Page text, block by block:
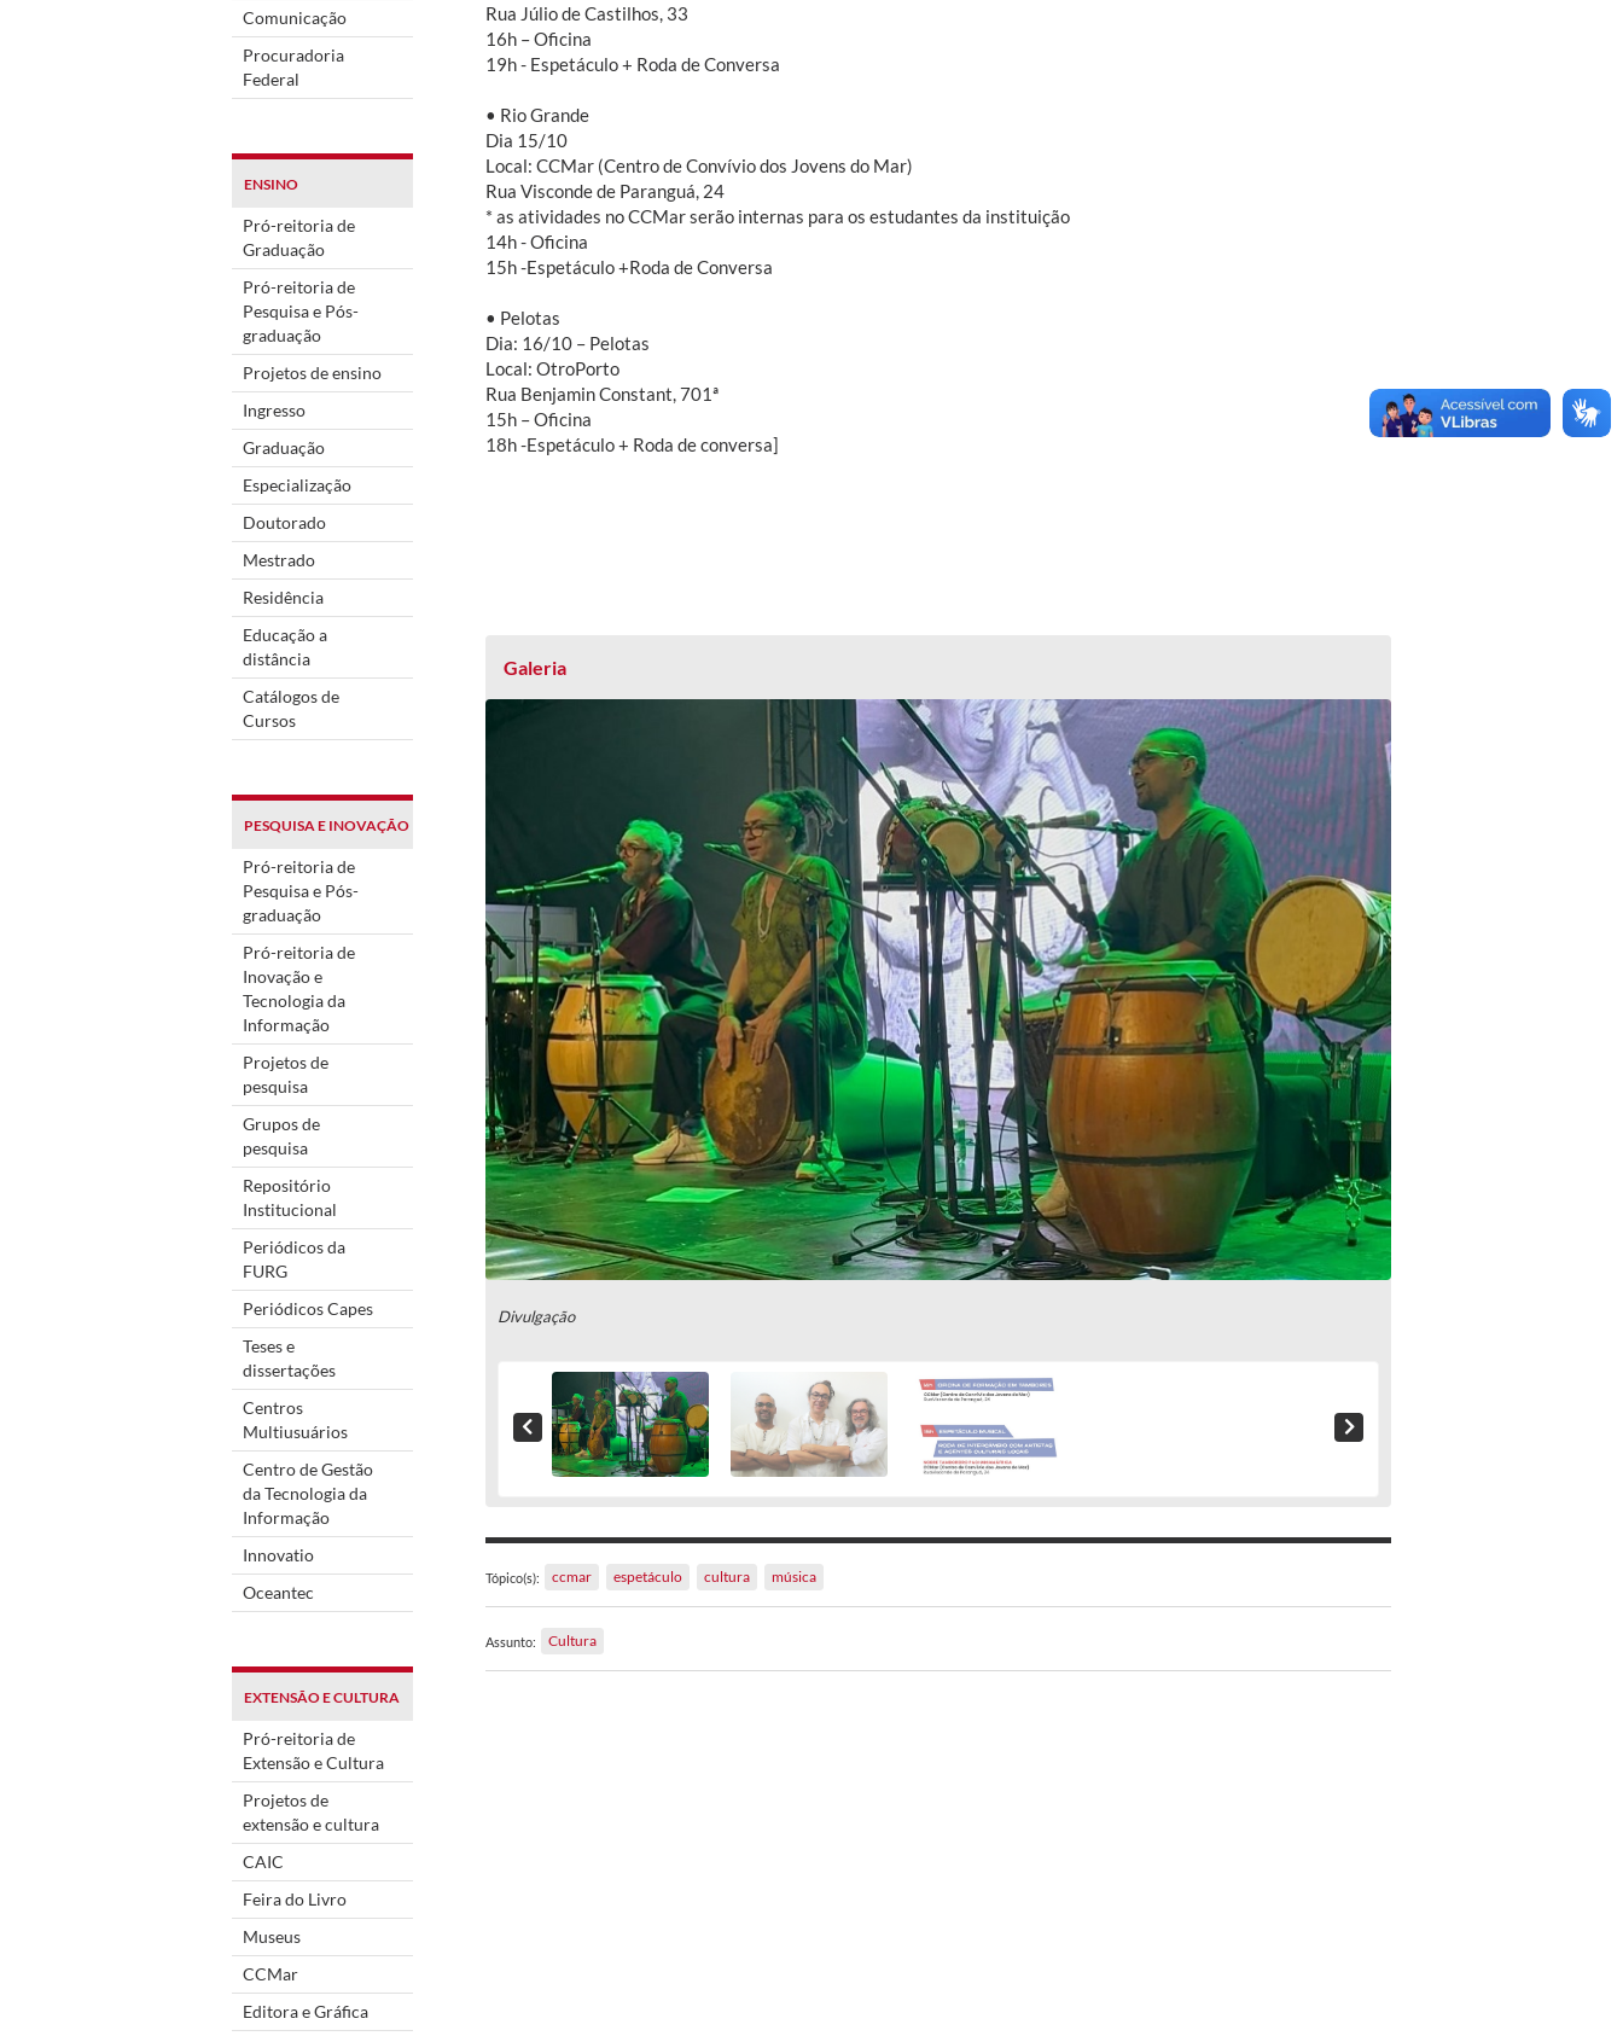
Comunicação
Procuradoria
Federal
ENSINO
Pró-reitoria de
Graduação
Pró-reitoria de
Pesquisa e Pós-
graduação
Projetos de ensino
Ingresso
Graduação
Especialização
Doutorado
Mestrado
Residência
Educação a
distância
Catálogos de
Cursos
PESQUISA E INOVAÇÃO
Pró-reitoria de
Pesquisa e Pós-
graduação
Pró-reitoria de
Inovação e
Tecnologia da
Informação
Projetos de
pesquisa
Grupos de
pesquisa
Repositório
Institucional
Periódicos da
FURG
Periódicos Capes
Teses e
dissertações
Centros
Multiusuários
Centro de Gestão
da Tecnologia da
Informação
Innovatio
Oceantec
EXTENSÃO E CULTURA
Pró-reitoria de
Extensão e Cultura
Projetos de
extensão e cultura
CAIC
Feira do Livro
Museus
CCMar
Editora e Gráfica
Rua Júlio de Castilhos, 33
16h – Oficina
19h - Espetáculo + Roda de Conversa
• Rio Grande
Dia 15/10
Local: CCMar (Centro de Convívio dos Jovens do Mar)
Rua Visconde de Paranguá, 24
* as atividades no CCMar serão internas para os estudantes da instituição
14h - Oficina
15h -Espetáculo +Roda de Conversa
• Pelotas
Dia: 16/10 – Pelotas
Local: OtroPorto
Rua Benjamin Constant, 701ª
15h – Oficina
18h -Espetáculo + Roda de conversa]
Galeria
Divulgação
Tópico(s): ccmar espetáculo cultura música
Assunto: Cultura